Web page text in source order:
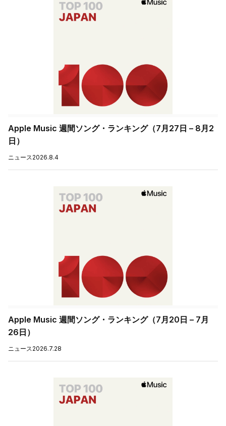
Apple Music 週間ソング・ランキング（7月27日 – 8月2
日）
ニュース 2026.8.4
Apple Music 週間ソング・ランキング（7月20日 – 7月
26日）
ニュース 2026.7.28